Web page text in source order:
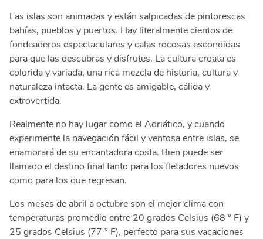
Las islas son animadas y están salpicadas de pintorescas
bahías, pueblos y puertos. Hay literalmente cientos de
fondeaderos espectaculares y calas rocosas escondidas
para que las descubras y disfrutes. La cultura croata es
colorida y variada, una rica mezcla de historia, cultura y
naturaleza intacta. La gente es amigable, cálida y
extrovertida.
Realmente no hay lugar como el Adriático, y cuando
experimente la navegación fácil y ventosa entre islas, se
enamorará de su encantadora costa. Bien puede ser
llamado el destino final tanto para los fletadores nuevos
como para los que regresan.
Los meses de abril a octubre son el mejor clima con
temperaturas promedio entre 20 grados Celsius (68 ° F) y
25 grados Celsius (77 ° F), perfecto para sus vacaciones